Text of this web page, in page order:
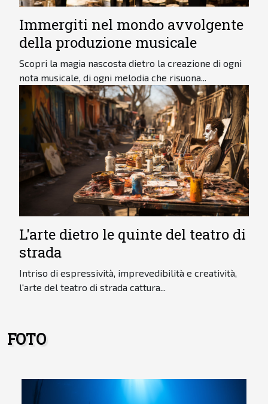
Immergiti nel mondo avvolgente
della produzione musicale
Scopri la magia nascosta dietro la creazione di ogni
nota musicale, di ogni melodia che risuona...
L'arte dietro le quinte del teatro di
strada
Intriso di espressività, imprevedibilità e creatività,
l'arte del teatro di strada cattura...
FOTO